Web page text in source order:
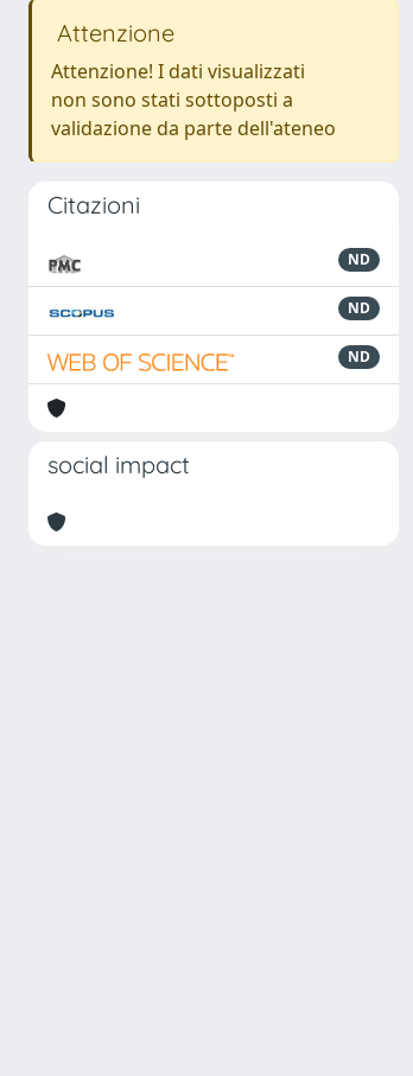
Attenzione
Attenzione! I dati visualizzati
non sono stati sottoposti a
validazione da parte dell'ateneo
Citazioni
ND
ND
ND
social impact